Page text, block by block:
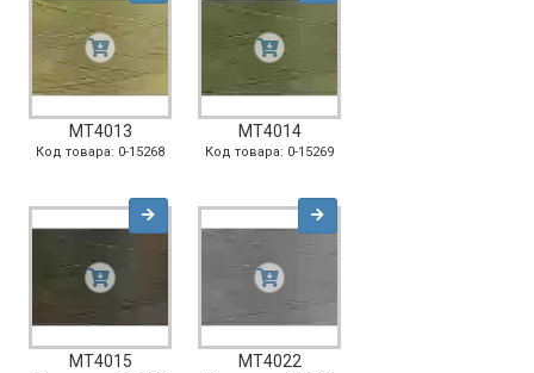
MT4013
Код товара: 0-15268
MT4014
Код товара: 0-15269
MT4015 MT4022